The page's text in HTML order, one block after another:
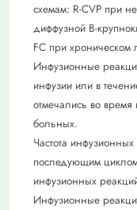
схемам: R-CVP при
диффузной В-
FC при хроническом
Инфузионные
инфузии или в
отмечались во время
больных.
Частота
последующим циклом
инфузионных
Инфузионные